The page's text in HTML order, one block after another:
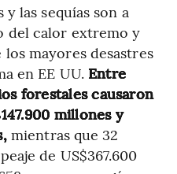
las sequías son a
del calor extremo y
mayores desastres
en EE UU. Entre
forestales causaron
millones y
mientras que 32
de US$367.600